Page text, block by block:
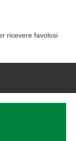
ricevere favolosi